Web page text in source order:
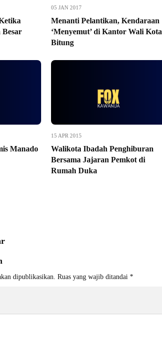
05 JAN 2017
Menanti Pelantikan, Kendaraan
‘Menyemut’ di Kantor Wali Kota
Bitung
Manado
15 APR 2015
Walikota Ibadah Penghiburan
Bersama Jajaran Pemkot di
Rumah Duka
dipublikasikan. Ruas yang wajib ditandai *